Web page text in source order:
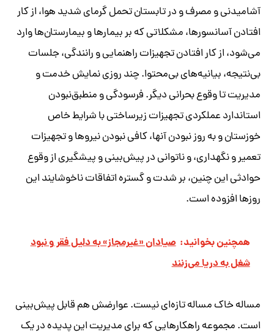
آشامیدنی و مصرف و در تابستان تحمل گرمای شدید هوا، از کار
افتادن آسانسورها، مشکلاتی که بر بیمارها و بیمارستان‌ها وارد
می‌شود، از کار افتادن تجهیزات راهنمایی و رانندگی، جلسات
بی‌نتیجه، بیانیه‌های بی‌محتوا. چند روزی نمایش خدمت و
مدیریت تا وقوع بحرانی دیگر. فرسودگی و منطبق‌نبودن
استاندارد عملکردی تجهیزات زیرساختی با شرایط خاص
خوزستان و به روز نبودن آنها، کافی نبودن نیروها و تجهیزات
تعمیر و نگهداری، و ناتوانی در پیش‌بینی و پیشگیری از وقوع
حوادثی این چنین، بر شدت و گستره اتفاقات ناخوشایند این
روزها افزوده است.
همچنین بخوانید: صیادان «غیرمجاز» به دلیل فقر و نبود
شغل به دریا می‌زنند
مساله خاک مساله تازه‌ای نیست. عوارضش هم قابل پیش‌بینی
است. مجموعه راهکارهایی که برای مدیریت این پدیده در یک